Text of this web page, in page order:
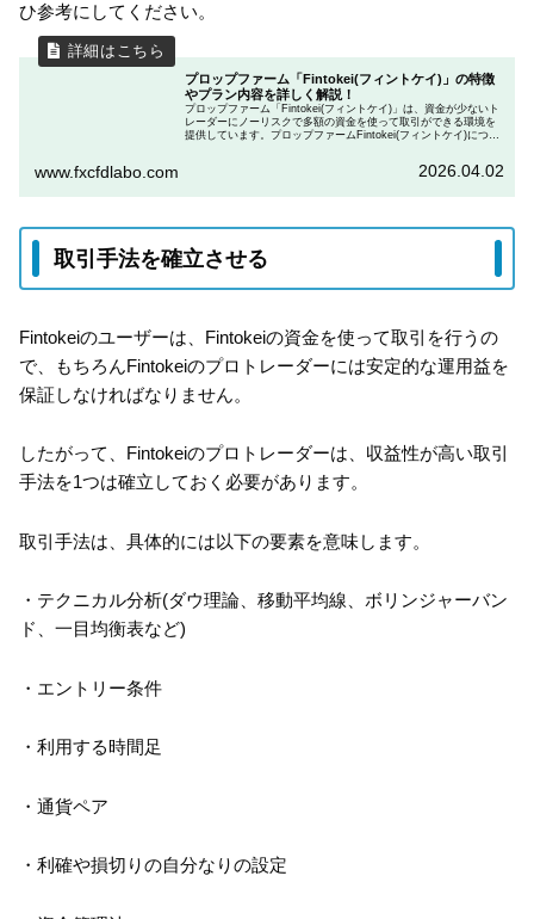
ひ参考にしてください。
プロップファーム「Fintokei(フィントケイ)」の特徴
やプラン内容を詳しく解説！
プロップファーム「Fintokei(フィントケイ)」は、資金が少ないト
レーダーにノーリスクで多額の資金を使って取引ができる環境を
提供しています。プロップファームFintokei(フィントケイ)につい
www.fxcfdlabo.com 2026.04.02
取引手法を確立させる
Fintokeiのユーザーは、Fintokeiの資金を使って取引を行うの
で、もちろんFintokeiのプロトレーダーには安定的な運用益を
保証しなければなりません。
したがって、Fintokeiのプロトレーダーは、収益性が高い取引
手法を1つは確立しておく必要があります。
取引手法は、具体的には以下の要素を意味します。
・テクニカル分析(ダウ理論、移動平均線、ボリンジャーバン
ド、一目均衡表など)
・エントリー条件
・利用する時間足
・通貨ペア
・利確や損切りの自分なりの設定